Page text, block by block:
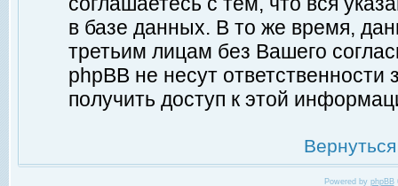
в базе данных. В то же время,
третьим лицам без Вашего
phpBB не несут ответственности
получить доступ к этой
Powered by phpBB